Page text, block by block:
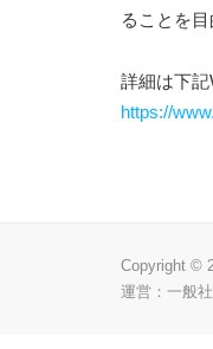
ることを目
詳細は下記
https://
Copyright ©
運営：一般